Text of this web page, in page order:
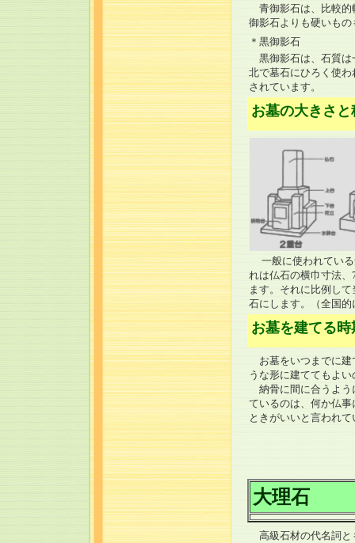
青御影石は、比較的
御影石よりも硬いもの
＊黒御影石
黒御影石は、石質は
北で墓石にひろく使
されています。
お墓の大きさと
一般に使われている
れは仏石の横巾寸法
ます。それに比例し
石にします。（全国
お墓を建てる時
お墓をいつまでに建
うな形に建ててもよい
納骨に間に合うよう
ているのは、何か仏
ときがいいと言われて
大理石
高級石材の代名詞と